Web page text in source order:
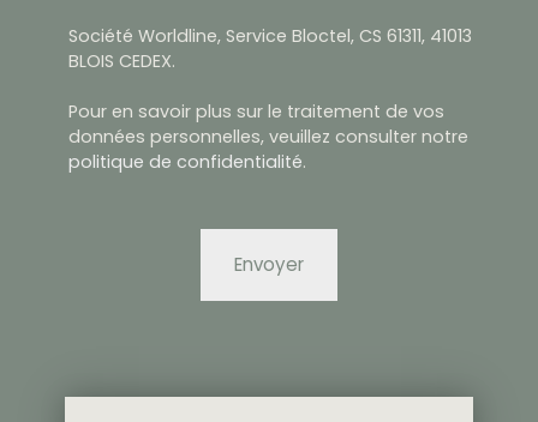
Société Worldline, Service Bloctel, CS 61311, 41013
BLOIS CEDEX.
Pour en savoir plus sur le traitement de vos
données personnelles, veuillez consulter notre
politique de confidentialité.
Envoyer